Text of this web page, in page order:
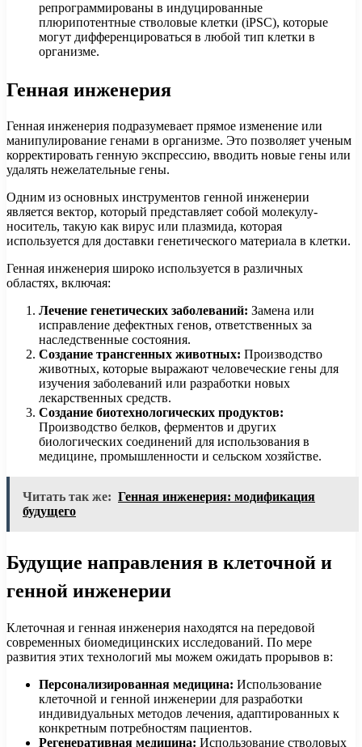
репрограммированы в индуцированные
плюрипотентные стволовые клетки (iPSC), которые
могут дифференцироваться в любой тип клетки в
организме.
Генная инженерия
Генная инженерия подразумевает прямое изменение или
манипулирование генами в организме. Это позволяет ученым
корректировать генную экспрессию, вводить новые гены или
удалять нежелательные гены.
Одним из основных инструментов генной инженерии
является вектор, который представляет собой молекулу-
носитель, такую как вирус или плазмида, которая
используется для доставки генетического материала в клетки.
Генная инженерия широко используется в различных
областях, включая:
Лечение генетических заболеваний: Замена или
исправление дефектных генов, ответственных за
наследственные состояния.
Создание трансгенных животных: Производство
животных, которые выражают человеческие гены для
изучения заболеваний или разработки новых
лекарственных средств.
Создание биотехнологических продуктов:
Производство белков, ферментов и других
биологических соединений для использования в
медицине, промышленности и сельском хозяйстве.
Читать так же: Генная инженерия: модификация
будущего
Будущие направления в клеточной и
генной инженерии
Клеточная и генная инженерия находятся на передовой
современных биомедицинских исследований. По мере
развития этих технологий мы можем ожидать прорывов в:
Персонализированная медицина: Использование
клеточной и генной инженерии для разработки
индивидуальных методов лечения, адаптированных к
конкретным потребностям пациентов.
Регенеративная медицина: Использование стволовых